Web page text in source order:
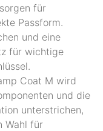
für
Passform.
und eine
für wichtige
Coat M wird
und die
unterstrichen,
Wahl für